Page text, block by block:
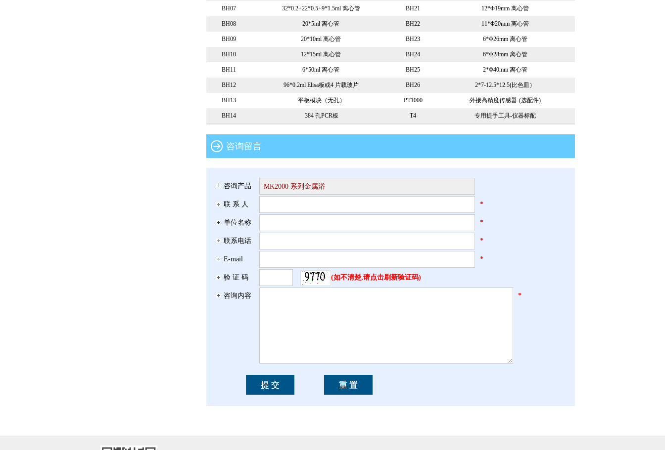
BH07 32*0.2+22*0.5+9*1.5ml 离心管 BH21 12*Φ19mm 离心管
BH08 20*5ml 离心管 BH22 11*Φ20mm 离心管
BH09 20*10ml 离心管 BH23 6*Φ26mm 离心管
BH10 12*15ml 离心管 BH24 6*Φ28mm 离心管
BH11 6*50ml 离心管 BH25 2*Φ40mm 离心管
BH12 96*0.2ml Elisa板或4 片载玻片 BH26 2*7-12.5*12.5(比色皿）
BH13 平板模块（无孔） PT1000 外接高精度传感器-(选配件)
BH14 384 孔PCR板 T4 专用提手工具-仪器标配
咨询留言
咨询产品
联 系 人 *
单位名称 *
联系电话 *
E-mail *
验 证 码 (如不清楚,请点击刷新验证码)
咨询内容 *